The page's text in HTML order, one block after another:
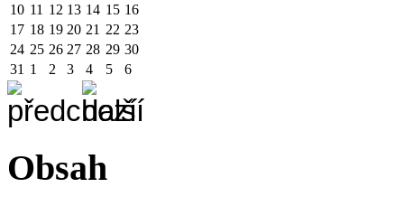
10 11 12 13 14 15 16
17 18 19 20 21 22 23
24 25 26 27 28 29 30
31 1 2 3 4 5 6
Obsah